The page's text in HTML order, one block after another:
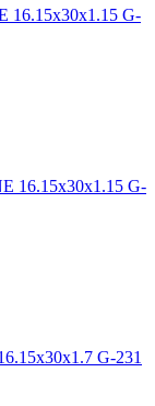
G-
16.15х30x1.15 G-
G-231